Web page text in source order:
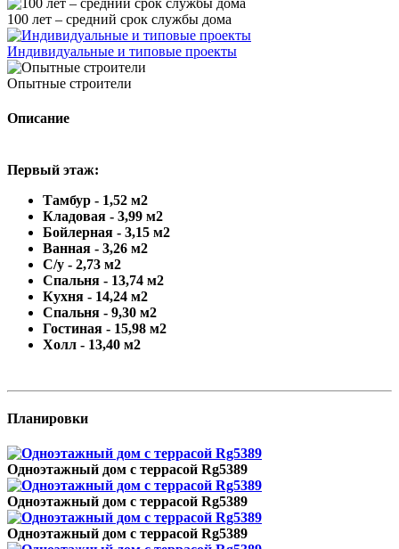
100 лет – средний срок службы дома
Индивидуальные и типовые проекты
Опытные строители
Описание
Первый этаж:
Тамбур - 1,52 м2
Кладовая - 3,99 м2
Бойлерная - 3,15 м2
Ванная - 3,26 м2
С/у - 2,73 м2
Спальня - 13,74 м2
Кухня - 14,24 м2
Спальня - 9,30 м2
Гостиная - 15,98 м2
Холл - 13,40 м2
Планировки
Одноэтажный дом с террасой Rg5389
Одноэтажный дом с террасой Rg5389
Одноэтажный дом с террасой Rg5389